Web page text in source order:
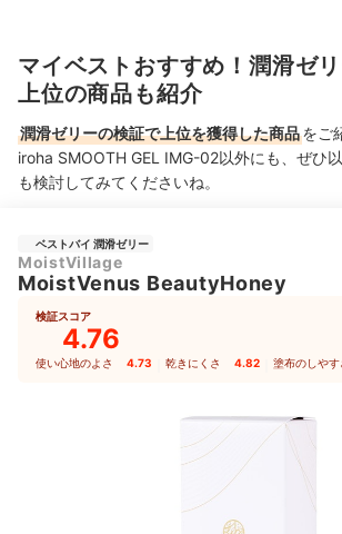
マイベストおすすめ！潤滑ゼ
上位の商品も紹介
潤滑ゼリーの検証で上位を獲得した商品をご
iroha SMOOTH GEL IMG-02以外にも、ぜひ
も検討してみてくださいね。
ベストバイ 潤滑ゼリー
MoistVillage
MoistVenus BeautyHoney
検証スコア
4.76
使い心地のよさ 4.73 乾きにくさ 4.82 塗布のしやす